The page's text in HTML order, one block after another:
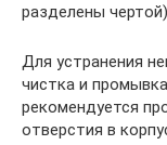
разделены чертой).
Для устранения
чистка и
рекомендуется
отверстия в